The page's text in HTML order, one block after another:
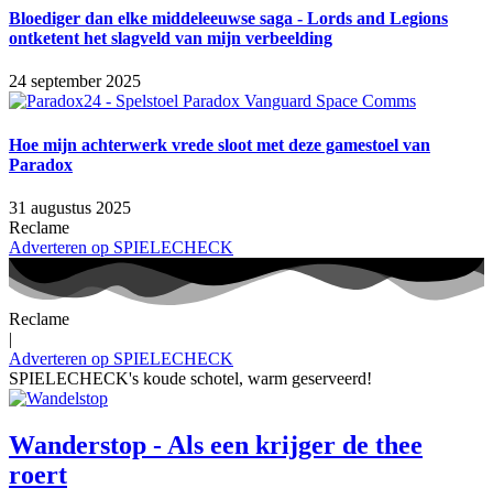
Bloediger dan elke middeleeuwse saga - Lords and Legions
ontketent het slagveld van mijn verbeelding
24 september 2025
Hoe mijn achterwerk vrede sloot met deze gamestoel van
Paradox
31 augustus 2025
Reclame
Adverteren op SPIELECHECK
Reclame
|
Adverteren op SPIELECHECK
SPIELECHECK's koude schotel, warm geserveerd!
Wanderstop - Als een krijger de thee
roert